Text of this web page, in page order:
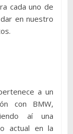
cada uno de
en nuestro
a un
con BMW,
aí una
actual en la